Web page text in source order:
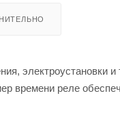
электроустановки и
времени реле